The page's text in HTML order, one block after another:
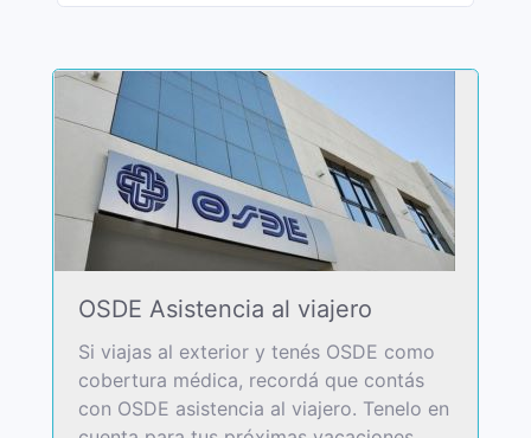
OSDE Asistencia al viajero
Si viajas al exterior y tenés OSDE como
cobertura médica, recordá que contás
con OSDE asistencia al viajero. Tenelo en